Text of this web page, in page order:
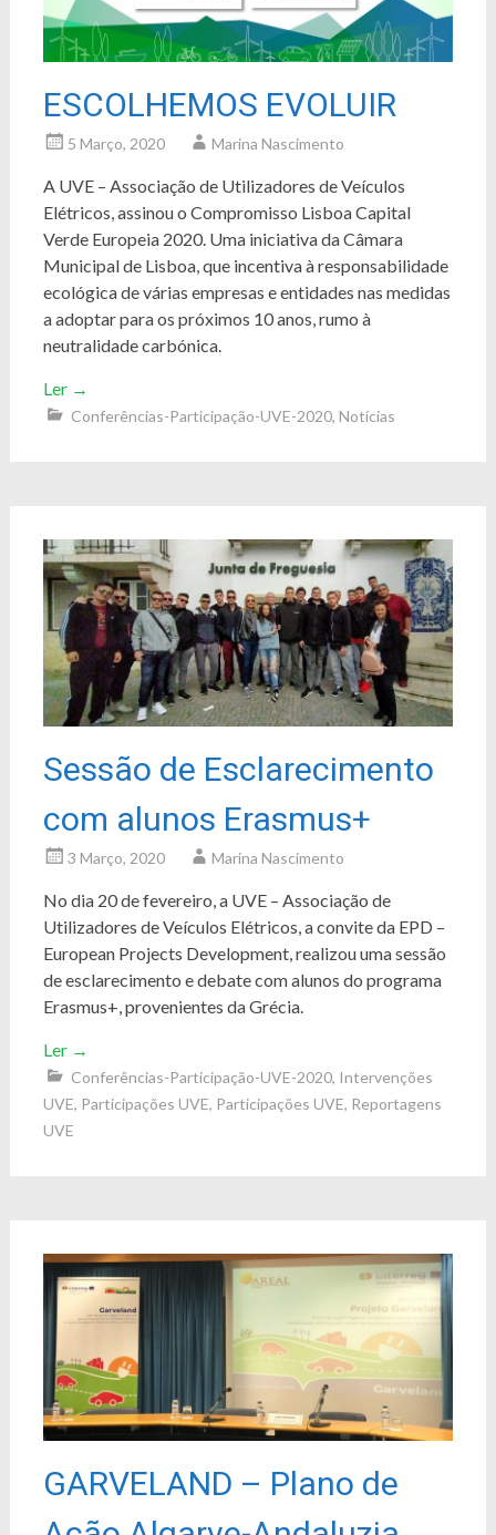
ESCOLHEMOS EVOLUIR
5 Março, 2020 Marina Nascimento
A UVE – Associação de Utilizadores de Veículos
Elétricos, assinou o Compromisso Lisboa Capital
Verde Europeia 2020. Uma iniciativa da Câmara
Municipal de Lisboa, que incentiva à responsabilidade
ecológica de várias empresas e entidades nas medidas
a adoptar para os próximos 10 anos, rumo à
neutralidade carbónica.
Ler →
Conferências-Participação-UVE-2020, Notícias
Sessão de Esclarecimento
com alunos Erasmus+
3 Março, 2020 Marina Nascimento
No dia 20 de fevereiro, a UVE – Associação de
Utilizadores de Veículos Elétricos, a convite da EPD –
European Projects Development, realizou uma sessão
de esclarecimento e debate com alunos do programa
Erasmus+, provenientes da Grécia.
Ler →
Conferências-Participação-UVE-2020, Intervenções
UVE, Participações UVE, Participações UVE, Reportagens
UVE
GARVELAND – Plano de